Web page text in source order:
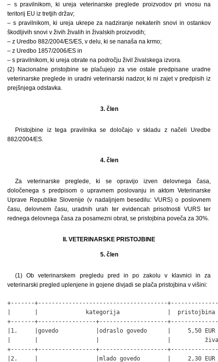
– s pravilnikom, ki ureja veterinarske preglede proizvodov pri vnosu na
teritorij EU iz tretjih držav;
– s pravilnikom, ki ureja ukrepe za nadziranje nekaterih snovi in ostankov
škodljivih snovi v živih živalih in živalskih proizvodih;
– z Uredbo 882/2004/ES/ES, v delu, ki se nanaša na krmo;
– z Uredbo 1857/2006/ES in
– s pravilnikom, ki ureja obrate na področju živil živalskega izvora.
(2) Nacionalne pristojbine se plačujejo za vse ostale predpisane uradne
veterinarske preglede in uradni veterinarski nadzor, ki ni zajet v predpisih iz
prejšnjega odstavka.
3. člen
Pristojbine iz tega pravilnika se določajo v skladu z načeli Uredbe
882/2004/ES.
4. člen
Za veterinarske preglede, ki se opravijo izven delovnega časa,
določenega s predpisom o upravnem poslovanju in aktom Veterinarske
Uprave Republike Slovenije (v nadaljnjem besedilu: VURS) o poslovnem
času, delovnem času, uradnih urah ter evidencah prisotnosti VURS ter
rednega delovnega časa za posamezni obrat, se pristojbina poveča za 30%.
II. VETERINARSKE PRISTOJBINE
5. člen
(1) Ob veterinarskem pregledu pred in po zakolu v klavnici in za
veterinarski pregled uplenjene in gojene divjadi se plača pristojbina v višini:
+-------+--------------------------------------
|       |              kategorija              |  pristojbina
+-------+-----------------+--------------------
|1.     |govedo           |odraslo govedo      |     5,50
|       |                 |                    |
+-------+-----------------+--------------------
|2.     |                 |mlado govedo        |     2,30